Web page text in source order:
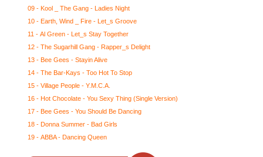
09 - Kool _ The Gang - Ladies Night
10 - Earth, Wind _ Fire - Let_s Groove
11 - Al Green - Let_s Stay Together
12 - The Sugarhill Gang - Rapper_s Delight
13 - Bee Gees - Stayin Alive
14 - The Bar-Kays - Too Hot To Stop
15 - Village People - Y.M.C.A.
16 - Hot Chocolate - You Sexy Thing (Single Version)
17 - Bee Gees - You Should Be Dancing
18 - Donna Summer - Bad Girls
19 - ABBA - Dancing Queen